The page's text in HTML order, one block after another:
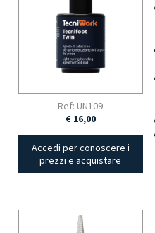
Ref: UN109
€ 16,00
Accedi per conoscere i
prezzi e acquistare